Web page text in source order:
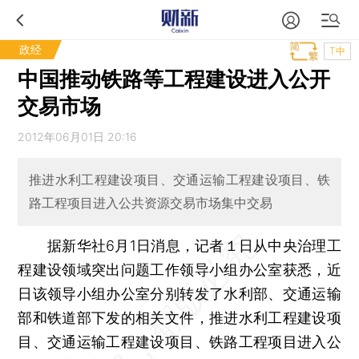
政经 T中
中国推动铁路等工程建设进入公开
交易市场
2012年06月01日 20:16
推进水利工程建设项目、交通运输工程建设项目、铁
路工程项目进入公共资源交易市场集中交易
据新华社6月1日消息，记者１日从中央治理工
程建设领域突出问题工作领导小组办公室获悉，近
日该领导小组办公室分别转发了水利部、交通运输
部和铁道部下发的相关文件，推进水利工程建设项
目、交通运输工程建设项目、铁路工程项目进入公